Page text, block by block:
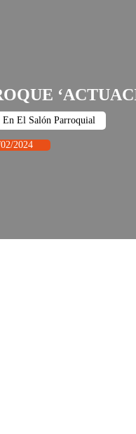
El Salón Parroquial
2024